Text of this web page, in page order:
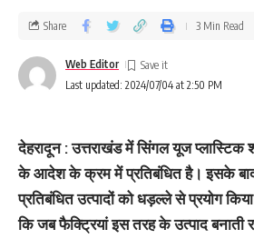
Last updated: 2024/07/04 at 2:50 PM
Web Editor
Share 3 Min Read
देहरादून : उत्तराखंड में सिंगल यूज
के आदेश के क्रम में प्रतिबंधित है। इसके
प्रतिबंधित उत्पादों को धड़ल्ले से प्रयोग
कि जब फैक्ट्रियां इस तरह के उत्पाद बनाती